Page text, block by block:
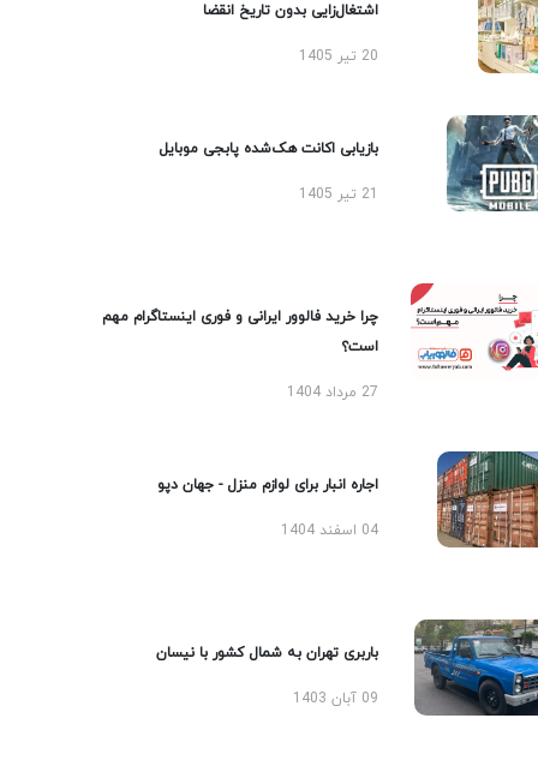
اشتغال‌زایی بدون تاریخ انقضا
20 تیر 1405
بازیابی اکانت هک‌شده پابجی موبایل
چرا خرید فالوور ایرانی و فوری اینستاگرام مهم
است؟
27 مرداد 1404
اجاره انبار برای لوازم منزل - جهان دپو
04 اسفند 1404
باربری تهران به شمال کشور با نیسان
09 آبان 1403